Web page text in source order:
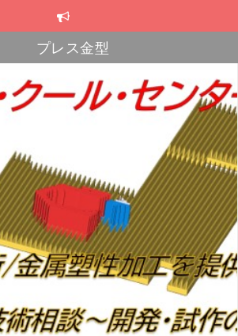
プレス金型
スカイブ・ヒートシンク
プレス金型